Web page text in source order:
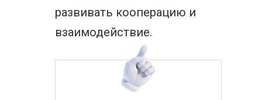
развивать кооперацию и
взаимодействие.